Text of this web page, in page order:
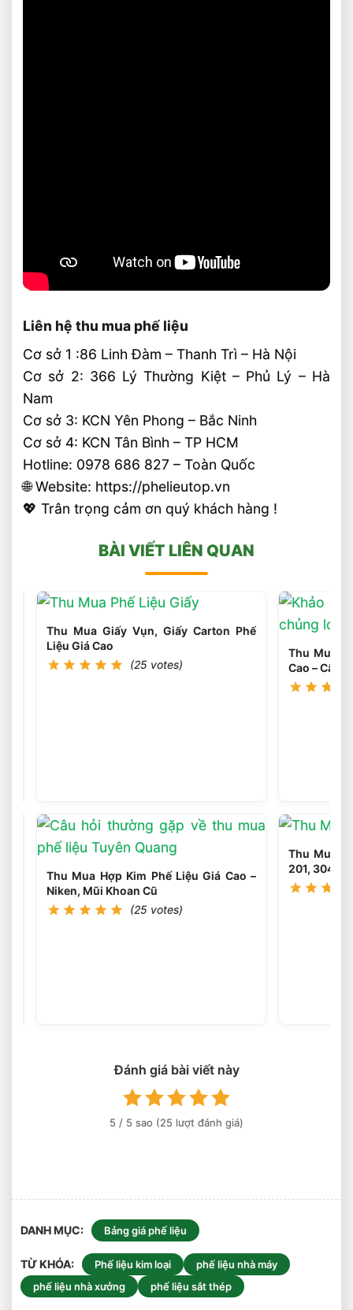
Liên hệ thu mua phế liệu
Cơ sở 1 :86 Linh Đàm – Thanh Trì – Hà Nội
Cơ sở 2: 366 Lý Thường Kiệt – Phủ Lý – Hà
Nam
Cơ sở 3: KCN Yên Phong – Bắc Ninh
Cơ sở 4: KCN Tân Bình – TP HCM
Hotline: 0978 686 827 – Toàn Quốc
🌐 Website: https://phelieutop.vn
💖 Trân trọng cảm ơn quý khách hàng !
BÀI VIẾT LIÊN QUAN
Tử
–
Bo
Dây
Cáp,
Mô
Thu Mua Giấy Vụn, Giấy Carton Phế
Liệu Giá Cao
(25 votes)
Thu Mua Hợp Kim Phế Liệu Giá Cao –
Niken, Mũi Khoan Cũ
(25 votes)
Thu Mua
Cao – Cân
Thu Mua
201, 304
Đánh giá bài viết này
5 / 5 sao (25 lượt đánh giá)
DANH MỤC Bảng giá phế liệu
TỪ KHÓA Phế liệu kim loại
phế liệu nhà máy
phế liệu nhà xưởng
phế liệu sắt thép